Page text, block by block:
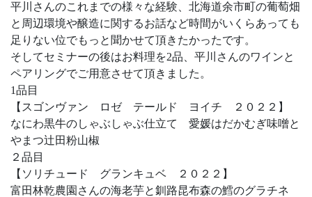
平川さんのこれまでの様々な経験、北海道余市町の葡萄畑
と周辺環境や醸造に関するお話など時間がいくらあっても
足りない位でもっと聞かせて頂きたかったです。
そしてセミナーの後はお料理を2品、平川さんのワインと
ペアリングでご用意させて頂きました。
1品目
【スゴンヴァン ロゼ テールド ヨイチ ２０２２】
なにわ黒牛のしゃぶしゃぶ仕立て 愛媛はだかむぎ味噌と
やまつ辻田粉山椒
２品目
【ソリチュード グランキュベ ２０２２】
富田林乾農園さんの海老芋と釧路昆布森の鱈のグラチネ